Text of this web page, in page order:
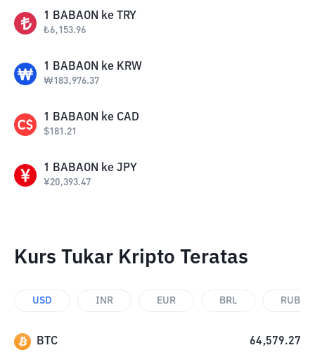
1 BABAON ke TRY
₺6,153.96
1 BABAON ke KRW
₩183,976.37
1 BABAON ke CAD
$181.21
1 BABAON ke JPY
¥20,393.47
Kurs Tukar Kripto Teratas
USD INR EUR BRL RUB
BTC 64,579.27